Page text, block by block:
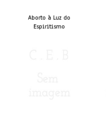
Aborto à Luz do
Espiritismo